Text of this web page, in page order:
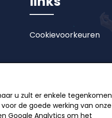
Cookievoorkeuren
u zult er enkele tegenkomen
de goede werking van onze
Google Analytics om het